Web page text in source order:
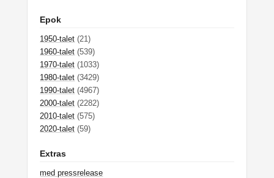
Epok
1950-talet (21)
1960-talet (539)
1970-talet (1033)
1980-talet (3429)
1990-talet (4967)
2000-talet (2282)
2010-talet (575)
2020-talet (59)
Extras
med pressrelease